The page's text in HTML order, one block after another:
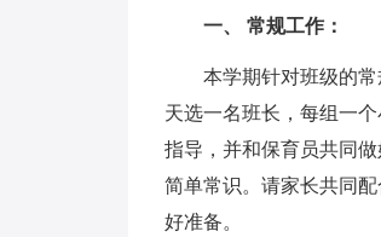
一、 常规工作：
本学期针对班级的常
天选一名班长，每组一
指导，并和保育员共同
简单常识。请家长共同
好准备。